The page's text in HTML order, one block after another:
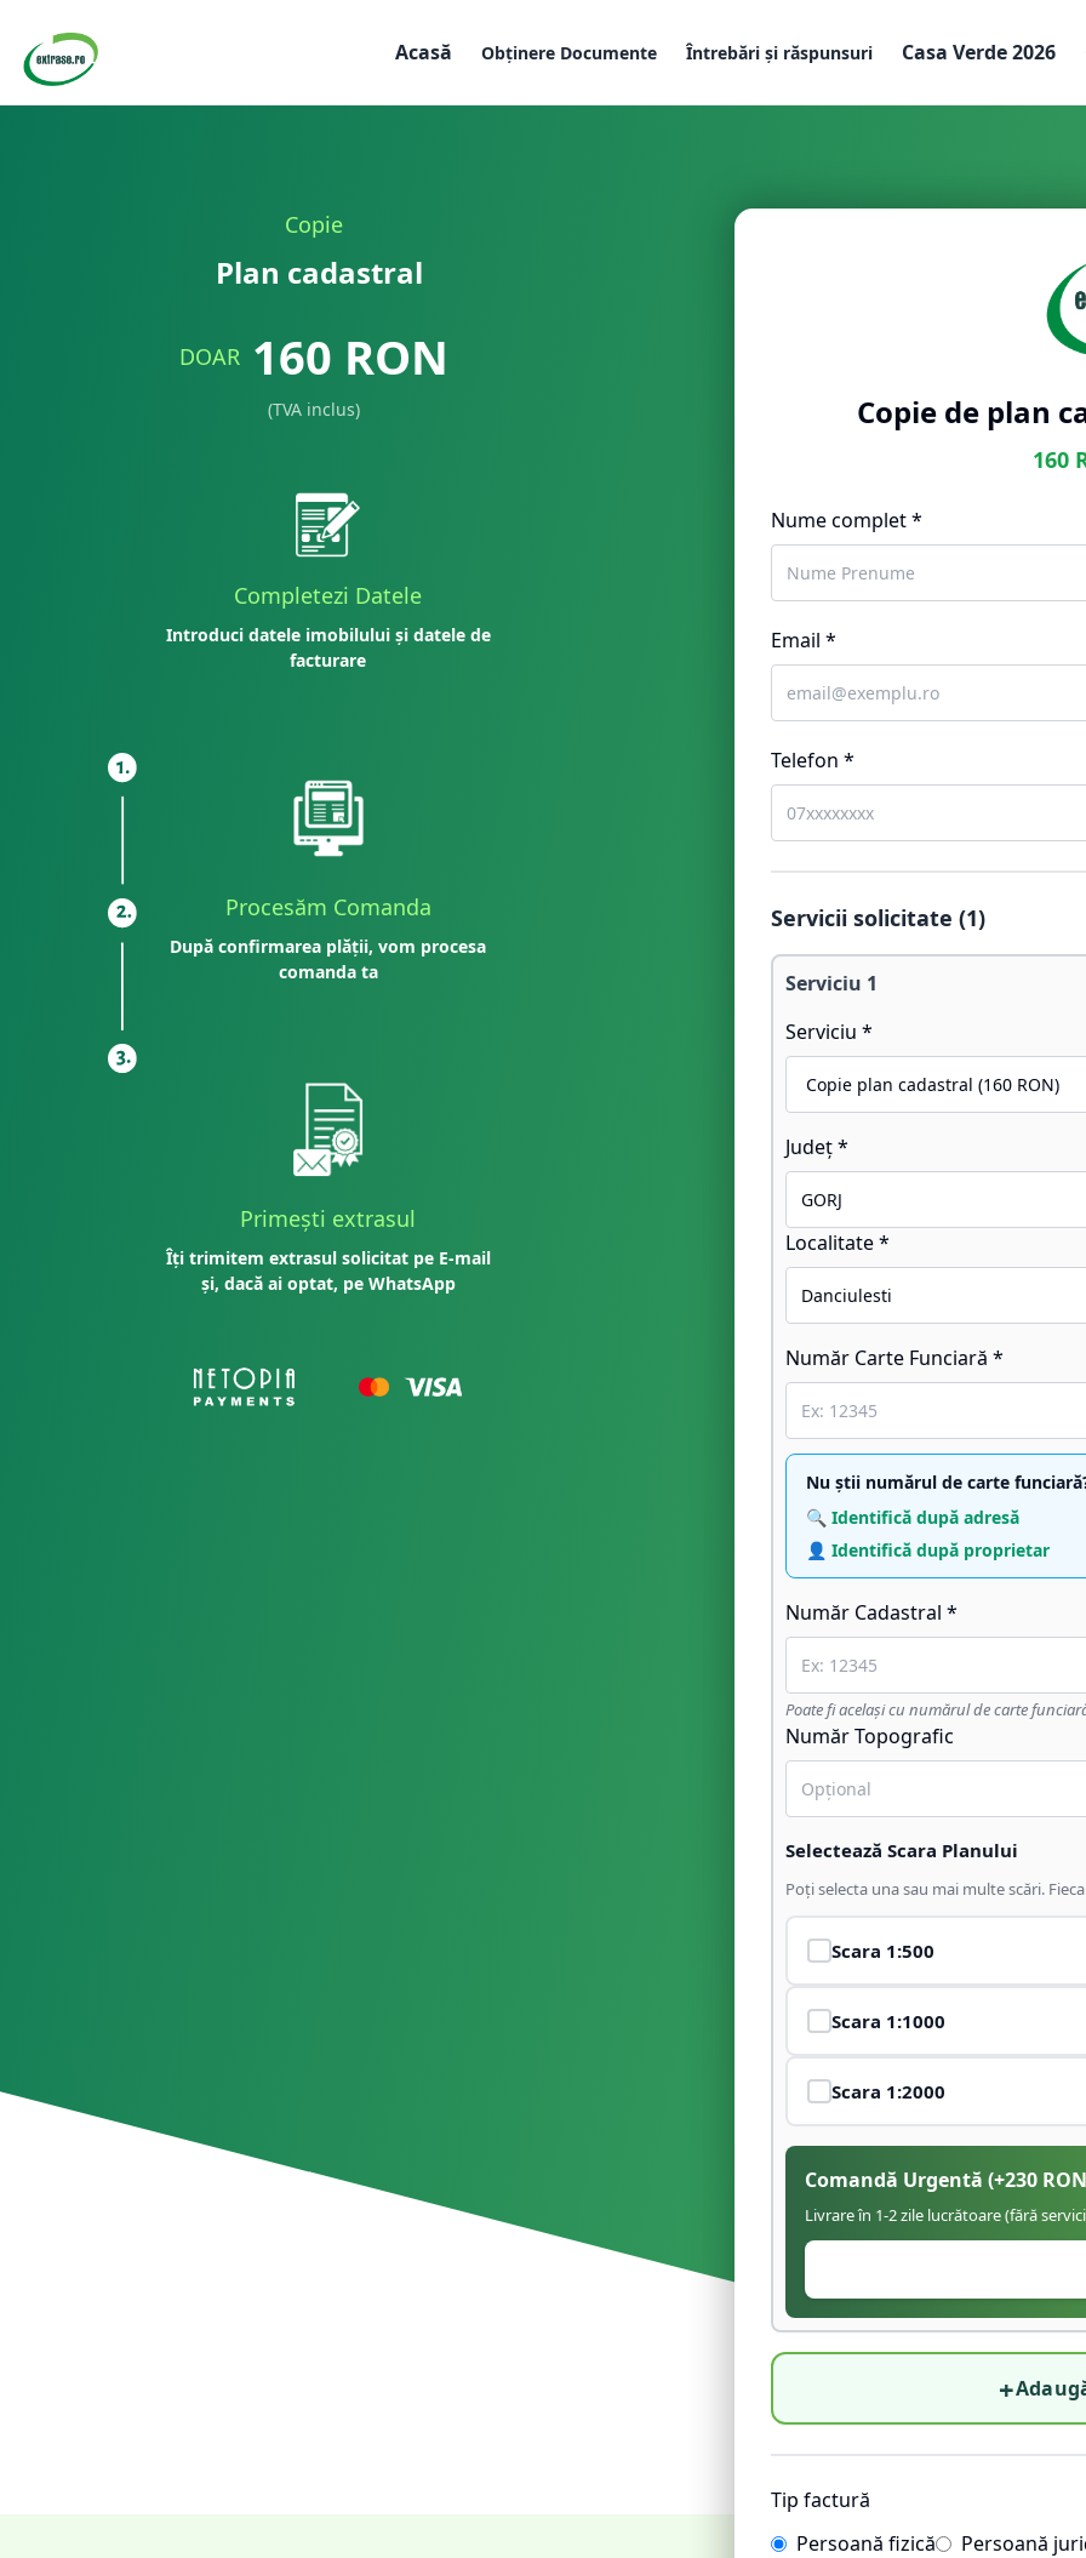
Acasă Obținere Documente Întrebări și răspunsuri Casa Verde 2026
Copie
Plan cadastral
DOAR 160 RON
(TVA inclus)
Completezi Datele
Introduci datele imobilului și datele de
facturare
Procesăm Comanda
După confirmarea plății, vom procesa
comanda ta
Primești extrasul
Îți trimitem extrasul solicitat pe E-mail
și, dacă ai optat, pe WhatsApp
Copie de plan
160
Nume complet *
Email *
Telefon *
Servicii solicitate (1)
Serviciu 1
Serviciu *
Județ *
Localitate *
Număr Carte Funciară *
Nu știi numărul de carte
🔍 Identifică după adresă
👤 Identifică după proprietar
Număr Cadastral *
Poate fi același cu numărul de carte
Număr Topografic
Selectează Scara Planului
Poți selecta una sau mai multe scări.
Scara 1:500
Scara 1:1000
Scara 1:2000
Comandă Urgentă (+230
Livrare în 1-2 zile lucrătoare (fără
+
Tip factură
Persoană fizică
Persoană